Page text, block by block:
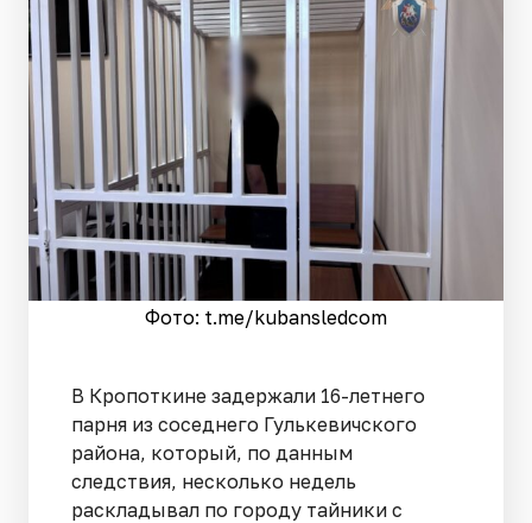
Фото: t.me/kubansledcom
В Кропоткине задержали 16-летнего
парня из соседнего Гулькевичского
района, который, по данным
следствия, несколько недель
раскладывал по городу тайники с